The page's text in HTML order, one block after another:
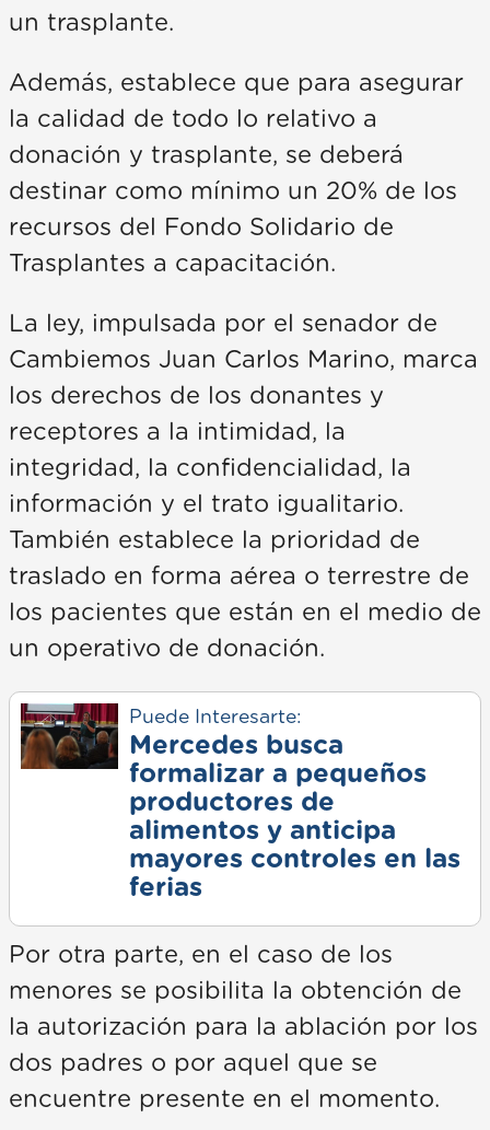
un trasplante.
Además, establece que para asegurar
la calidad de todo lo relativo a
donación y trasplante, se deberá
destinar como mínimo un 20% de los
recursos del Fondo Solidario de
Trasplantes a capacitación.
La ley, impulsada por el senador de
Cambiemos Juan Carlos Marino, marca
los derechos de los donantes y
receptores a la intimidad, la
integridad, la confidencialidad, la
información y el trato igualitario.
También establece la prioridad de
traslado en forma aérea o terrestre de
los pacientes que están en el medio de
un operativo de donación.
Puede Interesarte:
Mercedes busca
formalizar a pequeños
productores de
alimentos y anticipa
mayores controles en las
ferias
Por otra parte, en el caso de los
menores se posibilita la obtención de
la autorización para la ablación por los
dos padres o por aquel que se
encuentre presente en el momento.